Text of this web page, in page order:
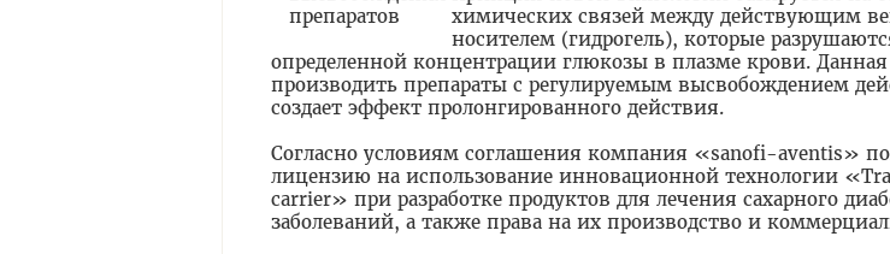
химических связей между действующим
носителем (гидрогель), которые
определенной концентрации глюкозы в плазме крови. Данная
производить препараты с регулируемым высвобождением
создает эффект пролонгированного действия.
Согласно условиям соглашения компания «sanofi-aventis»
лицензию на использование инновационной технологии
carrier» при разработке продуктов для лечения сахарного
заболеваний, а также права на их производство и